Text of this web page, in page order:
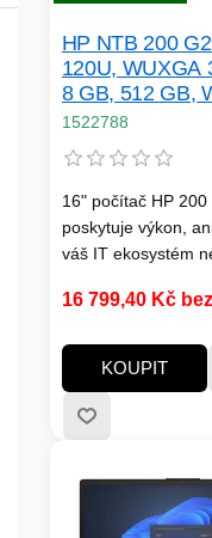
HP NTB 200
120U, WUXGA
8 GB, 512 GB,
BT, bez adapteru,
1522788
16" počítač HP 200
poskytuje výkon,
váš IT ekosystém
zařízení s
zapadne do vaší
díky firemnímu
flexibilním
působivému
angažovanost
16 799,40 Kč
KOUPIT